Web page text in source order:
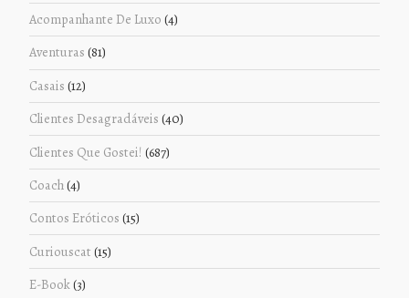
Acompanhante De Luxo (4)
Aventuras (81)
Casais (12)
Clientes Desagradáveis (40)
Clientes Que Gostei! (687)
Coach(4)
Contos Eróticos (15)
Curiouscat (15)
E-Book(3)